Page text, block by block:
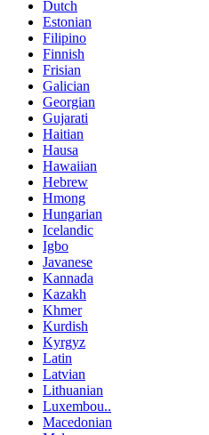
Dutch
Estonian
Filipino
Finnish
Frisian
Galician
Georgian
Gujarati
Haitian
Hausa
Hawaiian
Hebrew
Hmong
Hungarian
Icelandic
Igbo
Javanese
Kannada
Kazakh
Khmer
Kurdish
Kyrgyz
Latin
Latvian
Lithuanian
Luxembou..
Macedonian